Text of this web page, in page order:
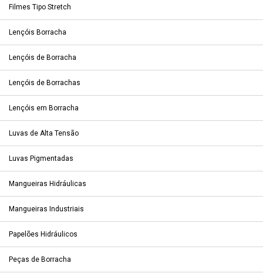
Filmes Tipo Stretch
Lençóis Borracha
Lençóis de Borracha
Lençóis de Borrachas
Lençóis em Borracha
Luvas de Alta Tensão
Luvas Pigmentadas
Mangueiras Hidráulicas
Mangueiras Industriais
Papelões Hidráulicos
Peças de Borracha